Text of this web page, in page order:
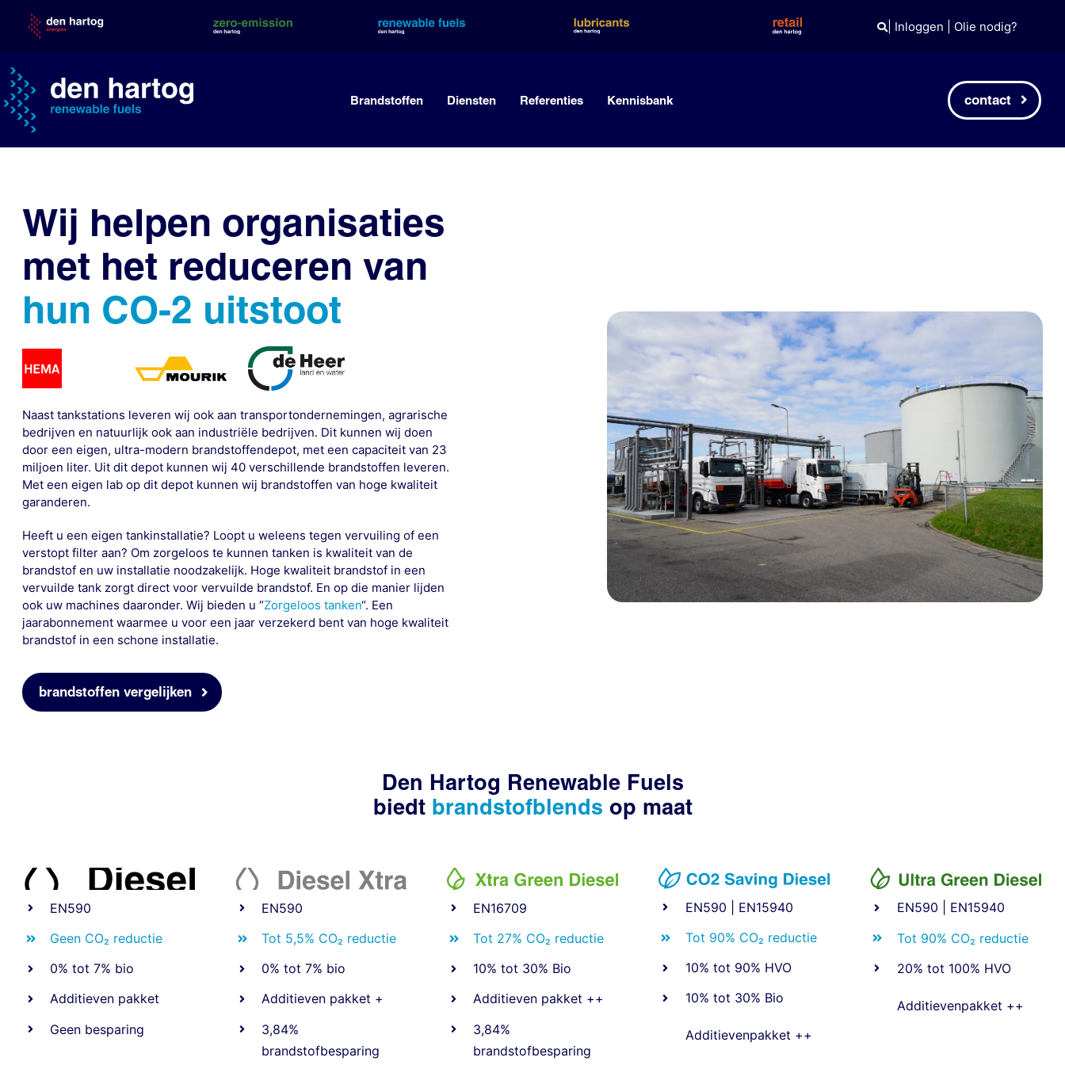
content
| Inloggen Olie nodig?
Brandstoffen Diensten Referenties Kennisbank contact
Wij helpen organisaties
met het reduceren van
hun CO-2 uitstoot
Naast tankstations leveren wij ook aan transportondernemingen, agrarische
bedrijven en natuurlijk ook aan industriële bedrijven. Dit kunnen wij doen
door een eigen, ultra-modern brandstoffendepot, met een capaciteit van 23
miljoen liter. Uit dit depot kunnen wij 40 verschillende brandstoffen leveren.
Met een eigen lab op dit depot kunnen wij brandstoffen van hoge kwaliteit
garanderen.
Heeft u een eigen tankinstallatie? Loopt u weleens tegen vervuiling of een
verstopt filter aan? Om zorgeloos te kunnen tanken is kwaliteit van de
brandstof en uw installatie noodzakelijk. Hoge kwaliteit brandstof in een
vervuilde tank zorgt direct voor vervuilde brandstof. En op die manier lijden
ook uw machines daaronder. Wij bieden u “Zorgeloos tanken“. Een
jaarabonnement waarmee u voor een jaar verzekerd bent van hoge kwaliteit
brandstof in een schone installatie.
brandstoffen vergelijken
Den Hartog Renewable Fuels
biedt brandstofblends op maat
EN590
Geen CO₂ reductie
0% tot 7% bio
Additieven pakket
Geen besparing
EN590
Tot 5,5% CO₂ reductie
0% tot 7% bio
Additieven pakket +
3,84%
brandstofbesparing
EN16709
Tot 27% CO₂ reductie
10% tot 30% Bio
Additieven pakket ++
3,84%
brandstofbesparing
EN590 | EN15940
Tot 90% CO₂ reductie
10% tot 90% HVO
10% tot 30% Bio
Additievenpakket ++
EN590 | EN15940
Tot 90% CO₂ reductie
20% tot 100% HVO
Additievenpakket ++